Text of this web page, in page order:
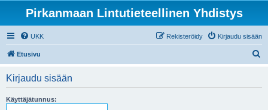
Pirkanmaan Lintutieteellinen Yhdistys
UKK Kirjaudu sisään
Rekisteröidy
Etusivu
Kirjaudu sisään
Käyttäjätunnus: